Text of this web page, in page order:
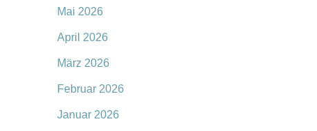
Mai 2026
April 2026
März 2026
Februar 2026
Januar 2026